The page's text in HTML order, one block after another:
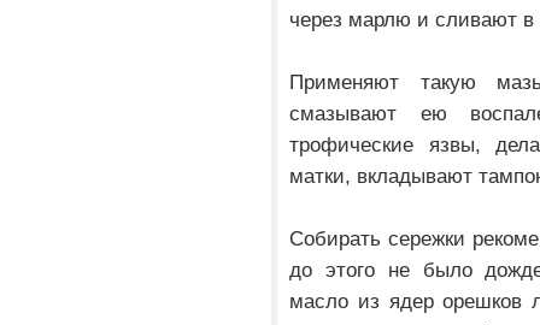
через марлю и сливают в
Применяют такую
смазывают ею
трофические язвы,
матки, вкладывают
Собирать сережки
до этого не было
масло из ядер орешков